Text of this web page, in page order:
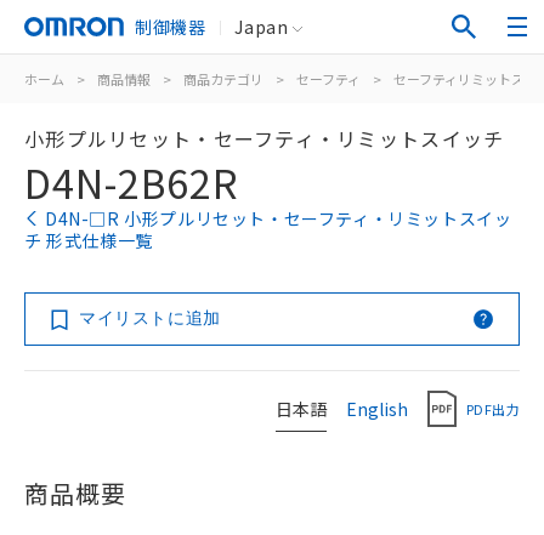
制御機器 Japan
ホーム > 商品情報 > 商品カテゴリ > セーフティ > セーフティリミットスイ
小形プルリセット・セーフティ・リミットスイッチ
D4N-2B62R
D4N-□R 小形プルリセット・セーフティ・リミットスイッ
チ 形式仕様一覧
マイリストに追加
日本語 English PDF出力
商品概要